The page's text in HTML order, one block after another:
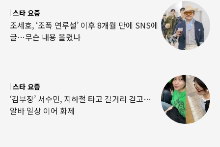
스타 요즘
조세호, ‘조폭 연루설’ 이후 8개월 만에 SNS에
글…무슨 내용 올렸나
스타 요즘
‘김부장’ 서수민, 지하철 타고 길거리 걷고…
알바 일상 이어 화제